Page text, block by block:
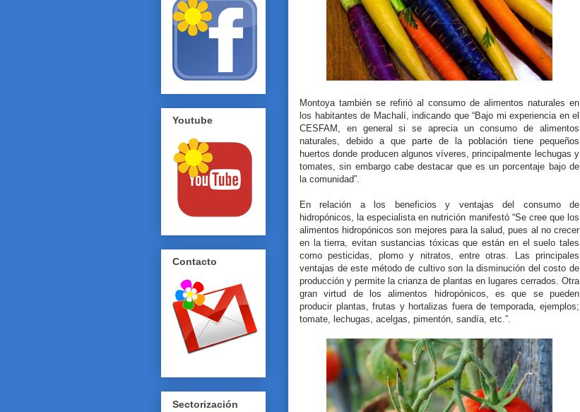
Montoya también se refirió al consumo de alimentos naturales en
los habitantes de Machalí, indicando que “Bajo mi experiencia en el
CESFAM, en general si se aprecia un consumo de alimentos
naturales, debido a que parte de la población tiene pequeños
huertos donde producen algunos víveres, principalmente lechugas y
tomates, sin embargo cabe destacar que es un porcentaje bajo de
la comunidad”.
En relación a los beneficios y ventajas del consumo de
hidropónicos, la especialista en nutrición manifestó “Se cree que los
alimentos hidropónicos son mejores para la salud, pues al no crecer
en la tierra, evitan sustancias tóxicas que están en el suelo tales
como pesticidas, plomo y nitratos, entre otras. Las principales
ventajas de este método de cultivo son la disminución del costo de
producción y permite la crianza de plantas en lugares cerrados. Otra
gran virtud de los alimentos hidropónicos, es que se pueden
producir plantas, frutas y hortalizas fuera de temporada, ejemplos;
tomate, lechugas, acelgas, pimentón, sandía, etc.”.
Youtube
Contacto
Sectorización